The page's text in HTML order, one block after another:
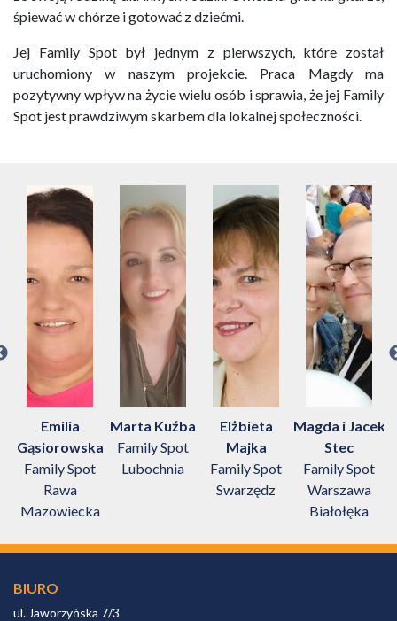
śpiewać w chórze i gotować z dziećmi.
Jej Family Spot był jednym z pierwszych, które został
uruchomiony w naszym projekcie. Praca Magdy ma
pozytywny wpływ na życie wielu osób i sprawia, że jej Family
Spot jest prawdziwym skarbem dla lokalnej społeczności.
Emilia
Gąsiorowska
Family Spot
Rawa
Mazowiecka
Marta Kuźba
Family Spot
Lubochnia
Elżbieta
Majka
Family Spot
Swarzędz
Magda i Jacek
Stec
Family Spot
Warszawa
Białołęka
BIURO
ul. Jaworzyńska 7/3